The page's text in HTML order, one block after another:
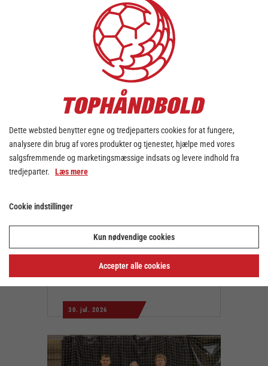
Klart nederlag – men god
indstilling
1. aug. 2026
Aggressivt Tønder-hold
besejrede KIF
30. jul. 2026
Dette websted benytter egne og tredjeparters cookies for at fungere,
analysere din brug af vores produkter og tjenester, hjælpe med vores
salgsfremmende og marketingsmæssige indsats og levere indhold fra
tredjeparter. Læs mere
Cookie indstillinger
Kun nødvendige cookies
Accepter alle cookies